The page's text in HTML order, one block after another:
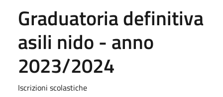
Graduatoria definitiva
asili nido - anno
2023/2024
Iscrizioni scolastiche